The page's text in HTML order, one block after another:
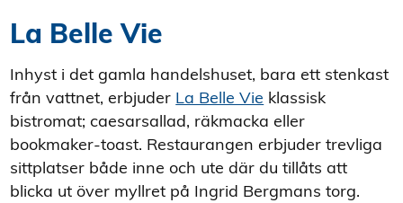
La Belle Vie
Inhyst i det gamla handelshuset, bara ett stenkast
från vattnet, erbjuder La Belle Vie klassisk
bistromat; caesarsallad, räkmacka eller
bookmaker-toast. Restaurangen erbjuder trevliga
sittplatser både inne och ute där du tillåts att
blicka ut över myllret på Ingrid Bergmans torg.